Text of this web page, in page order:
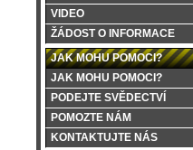
VIDEO
ŽÁDOST O INFORMACE
JAK MOHU POMOCI?
JAK MOHU POMOCI?
PODEJTE SVĚDECTVÍ
POMOZTE NÁM
KONTAKTUJTE NÁS